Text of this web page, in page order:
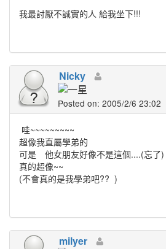
我最討厭不誠實的人 給我坐下!!!
Nicky
Posted on: 2005/2/6 23:02
哇~~~~~~~~~
超像我直屬學弟的
可是 他女朋友好像不是這個....(忘了)
真的超像~~
(不會真的是我學弟吧?? )
milyer